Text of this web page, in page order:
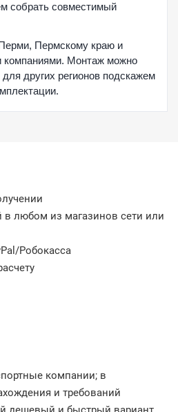
собрать совместимый
Пермскому краю и
компаниями. Монтаж можно
других регионов подскажем
в любом из магазинов сети или
Робокасса
компании; в
и требований